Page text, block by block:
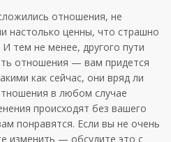
отношения, не
настолько ценны, что страшно
тем не менее, другого пути
отношения — вам придется
как сейчас, они вряд ли
в любом случае
происходят без вашего
понравятся. Если вы не очень
изменить — обсудите это с